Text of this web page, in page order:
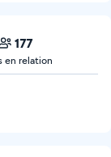
177
en relation